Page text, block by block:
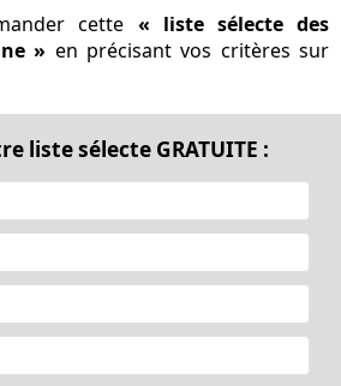
cette « liste sélecte des
» en précisant vos critères sur
liste sélecte GRATUITE :